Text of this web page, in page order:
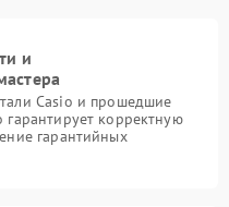
и
Casio и прошедшие
корректную
гарантийных